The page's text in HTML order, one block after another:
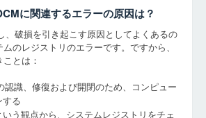
に関連するエラーの原因は？
、破損を引き起こす原因としてよくあるの
のレジストリのエラーです。ですから、
とは：
認識、修復および開閉のため、コンピュー
する
う観点から、システムレジストリをチェ